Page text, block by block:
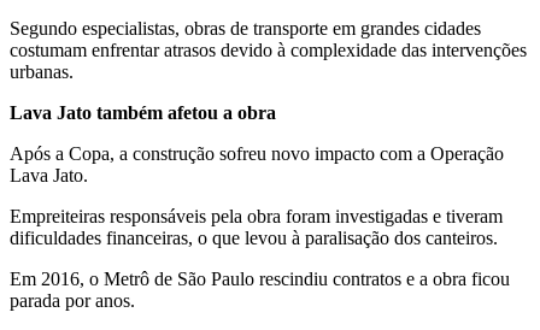
Segundo especialistas, obras de transporte em grandes cidades
costumam enfrentar atrasos devido à complexidade das intervenções
urbanas.
Lava Jato também afetou a obra
Após a Copa, a construção sofreu novo impacto com a Operação
Lava Jato.
Empreiteiras responsáveis pela obra foram investigadas e tiveram
dificuldades financeiras, o que levou à paralisação dos canteiros.
Em 2016, o Metrô de São Paulo rescindiu contratos e a obra ficou
parada por anos.